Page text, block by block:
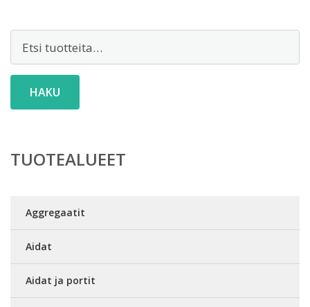
HAKU
TUOTEALUEET
Aggregaatit
Aidat
Aidat ja portit